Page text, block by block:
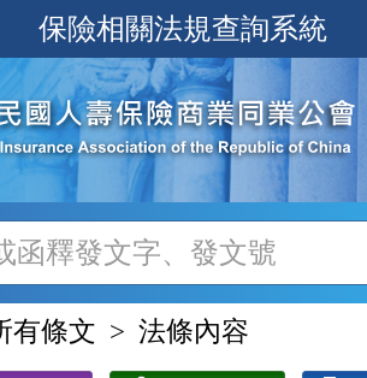
保險相關法規查詢系統
有條文 法條內容